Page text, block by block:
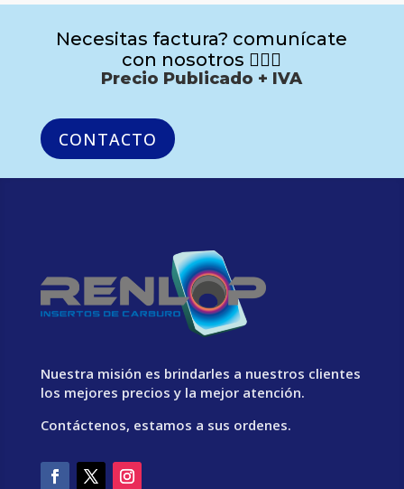
Necesitas factura? comunícate
con nosotros 🙋🏻‍♂️
Precio Publicado + IVA
CONTACTO
Nuestra misión es brindarles a nuestros clientes
los mejores precios y la mejor atención.
Contáctenos, estamos a sus ordenes.